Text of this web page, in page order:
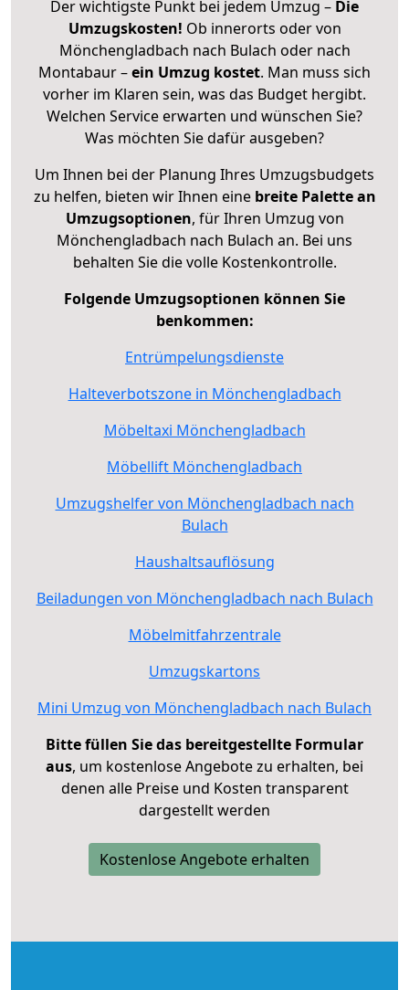
Der wichtigste Punkt bei jedem Umzug – Die
Umzugskosten! Ob innerorts oder von
Mönchengladbach nach Bulach oder nach
Montabaur –ein Umzug kostet. Man muss sich
vorher im Klaren sein, was das Budget hergibt.
Welchen Service erwarten und wünschen Sie?
Was möchten Sie dafür ausgeben?
Um Ihnen bei der Planung Ihres Umzugsbudgets
zu helfen, bieten wir Ihnen eine breite Palette an
Umzugsoptionen, für Ihren Umzug von
Mönchengladbach nach Bulach an. Bei uns
behalten Sie die volle Kostenkontrolle.
Folgende Umzugsoptionen können Sie
benkommen:
Entrümpelungsdienste
Halteverbotszone in Mönchengladbach
Möbeltaxi Mönchengladbach
Möbellift Mönchengladbach
Umzugshelfer von Mönchengladbach nach
Bulach
Haushaltsauflösung
Beiladungen von Mönchengladbach nach Bulach
Möbelmitfahrzentrale
Umzugskartons
Mini Umzug von Mönchengladbach nach Bulach
Bitte füllen Sie das bereitgestellte Formular
aus, um kostenlose Angebote zu erhalten, bei
denen alle Preise und Kosten transparent
dargestellt werden
Kostenlose Angebote erhalten